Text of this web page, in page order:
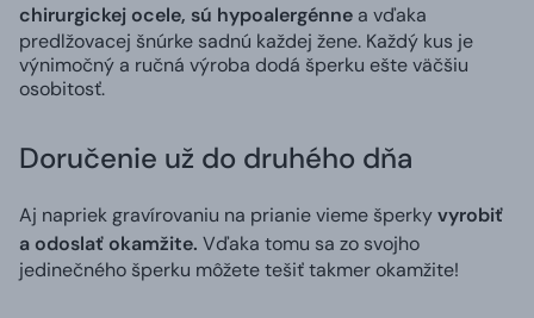
chirurgickej ocele, sú hypoalergénne a vďaka
predlžovacej šnúrke sadnú každej žene. Každý kus je
výnimočný a ručná výroba dodá šperku ešte väčšiu
osobitosť.
Doručenie už do druhého dňa
Aj napriek gravírovaniu na prianie vieme šperkyvyrobiť
a odoslať okamžite. Vďaka tomu sa zo svojho
jedinečného šperku môžete tešiť takmer okamžite!